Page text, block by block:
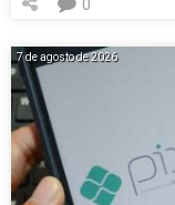
0
7 de agosto de 2026